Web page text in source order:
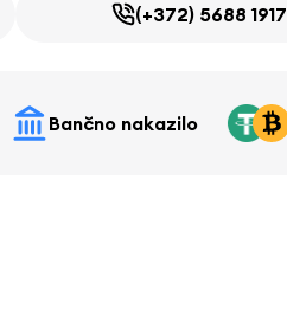
(+372) 5688 1917
Bančno nakazilo